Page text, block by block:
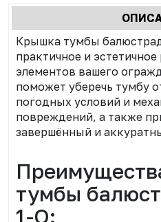
табы
Крышка тумбы
практичное и
элементов вашего
поможет уберечь тумбу
погодных условий и
повреждений, а также
завершённый и
тумбы
1-О: